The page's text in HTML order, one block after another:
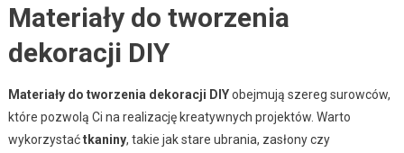
Materiały do tworzenia
dekoracji DIY
Materiały do tworzenia dekoracji DIYobejmują szereg surowców,
które pozwolą Ci na realizację kreatywnych projektów. Warto
wykorzystaćtkaniny, takie jak stare ubrania, zasłony czy